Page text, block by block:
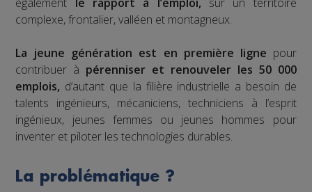
complexe, frontalier, valléen et montagneux.
La jeune génération est en première ligne pour
contribuer à pérenniser et renouveler les 50 000
emplois, d’autant que la filière industrielle a besoin de
talents ingénieurs, mécaniciens, techniciens à l’esprit
ingénieux, jeunes femmes ou jeunes hommes pour
inventer et piloter les technologies durables.
La problématique ?